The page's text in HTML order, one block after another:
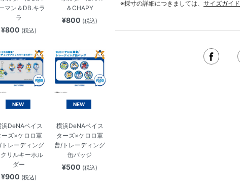
マン＆DB.キラ
ラ
¥800 (税込)
＆CHAPY
¥800 (税込)
NEW
浜DeNAベイス
ーズ×ケロロ軍
トレーディング
リルキーホル
ダー
¥900 (税込)
NEW
横浜DeNAベイス
ターズ×ケロロ軍
曹/トレーディング
缶バッジ
¥500 (税込)
※採寸の詳細につきましては、 サイズガイド